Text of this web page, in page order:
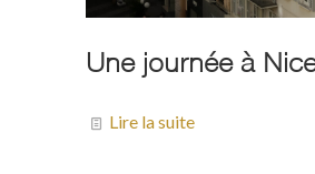
Une journée à
Lire la suite